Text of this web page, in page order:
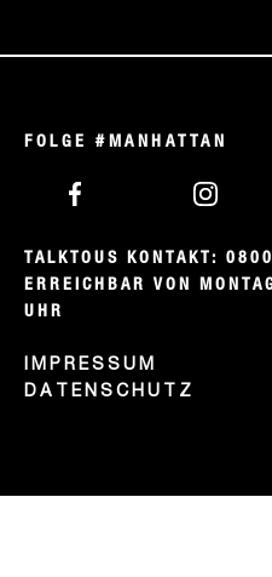
FOLGE #MANHATTAN
TALKTOUS KONTAKT:
ERREICHBAR VON
UHR
IMPRESSUM
DATENSCHUTZ